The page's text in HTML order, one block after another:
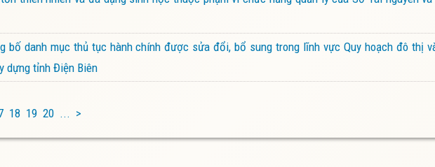
bố danh mục thủ tục hành chính được sửa đổi, bổ sung trong lĩnh vực Quy hoạch đô thị
dựng tỉnh Điện Biên
18 19 20 ... >